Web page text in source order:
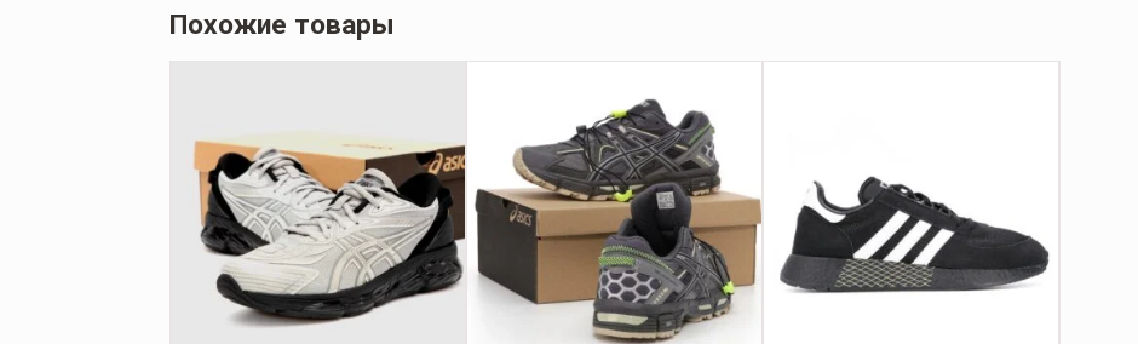
Похожие товары